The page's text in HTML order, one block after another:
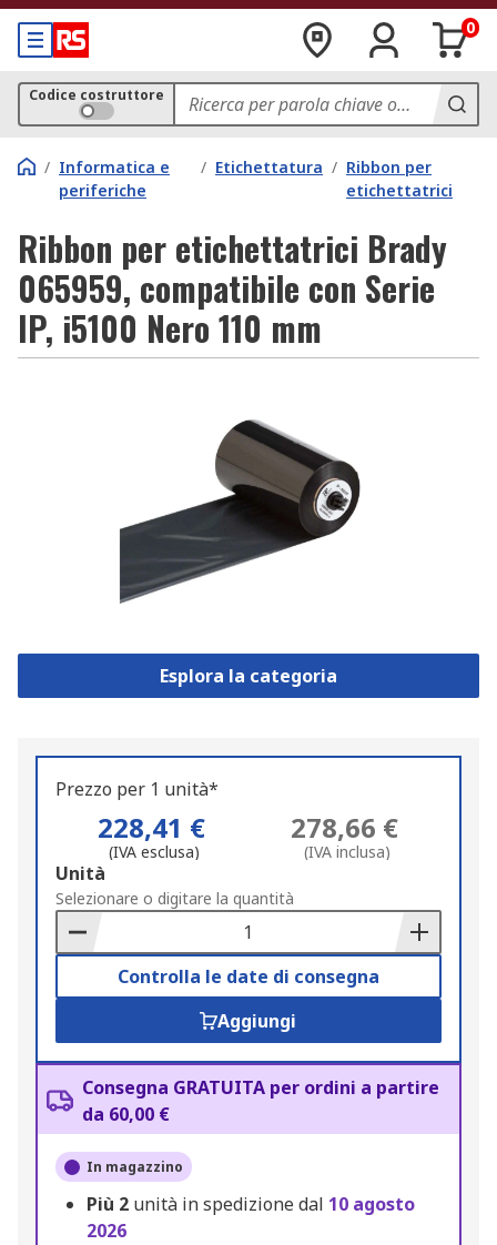
0
Codice costruttore
/ Informatica e
periferiche
/ Etichettatura / Ribbon per
etichettatrici
Ribbon per etichettatrici Brady
065959, compatibile con Serie
IP, i5100 Nero 110 mm
Esplora la categoria
Prezzo per 1 unità*
228,41 €
(IVA esclusa)
278,66 €
(IVA inclusa)
Add
to
Basket
Unità
Selezionare o digitare la quantità
Controlla le date di consegna
Aggiungi
Consegna GRATUITA per ordini a partire
da 60,00 €
In magazzino
Più 2 unità in spedizione dal 10 agosto
2026